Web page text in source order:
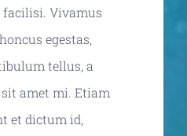
facilisi. Vivamus
egestas,
tellus, a
amet mi. Etiam
et dictum id,